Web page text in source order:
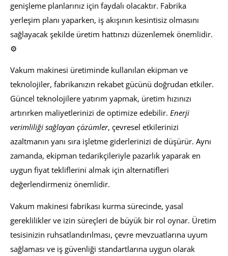
genişleme planlarınız için faydalı olacaktır. Fabrika
yerleşim planı yaparken, iş akışının kesintisiz olmasını
sağlayacak şekilde üretim hattınızı düzenlemek önemlidir.
⚙️
Vakum makinesi üretiminde kullanılan ekipman ve
teknolojiler, fabrikanızın rekabet gücünü doğrudan etkiler.
Güncel teknolojilere yatırım yapmak, üretim hızınızı
artırırken maliyetlerinizi de optimize edebilir. Enerji
verimliliği sağlayan çözümler, çevresel etkilerinizi
azaltmanın yanı sıra işletme giderlerinizi de düşürür. Aynı
zamanda, ekipman tedarikçileriyle pazarlık yaparak en
uygun fiyat tekliflerini almak için alternatifleri
değerlendirmeniz önemlidir.
Vakum makinesi fabrikası kurma sürecinde, yasal
gereklilikler ve izin süreçleri de büyük bir rol oynar. Üretim
tesisinizin ruhsatlandırılması, çevre mevzuatlarına uyum
sağlaması ve iş güvenliği standartlarına uygun olarak